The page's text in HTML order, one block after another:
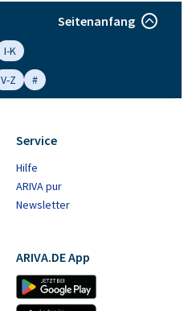
Seitenanfang
I-K
V-Z #
Service
Hilfe
ARIVA pur
Newsletter
ARIVA.DE App